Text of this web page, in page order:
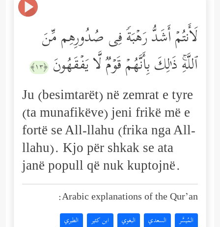
لَأَنتُمۡ أَشَدُّ رَهۡبَةࣰ فِی صُدُورِهِم مِّنَ
ٱللَّهِۚ ذَ ٰ⁠لِكَ بِأَنَّهُمۡ قَوۡمࣱ لَّا یَفۡقَهُونَ ﴿١٣﴾
Ju (besimtarët) në zemrat e tyre
(ta munafikëve) jeni frikë më e
fortë se All-llahu (frika nga All-
llahu). Kjo për shkak se ata
janë popull që nuk kuptojnë.
Arabic explanations of the Qur’an:
المُيسَّر السعدي البغوي ابن كثير الطبري